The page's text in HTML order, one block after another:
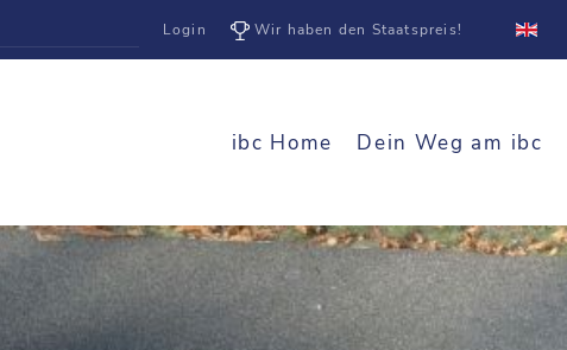
Login Wir haben den Staatspreis!
ibc Home Dein Weg am ibc